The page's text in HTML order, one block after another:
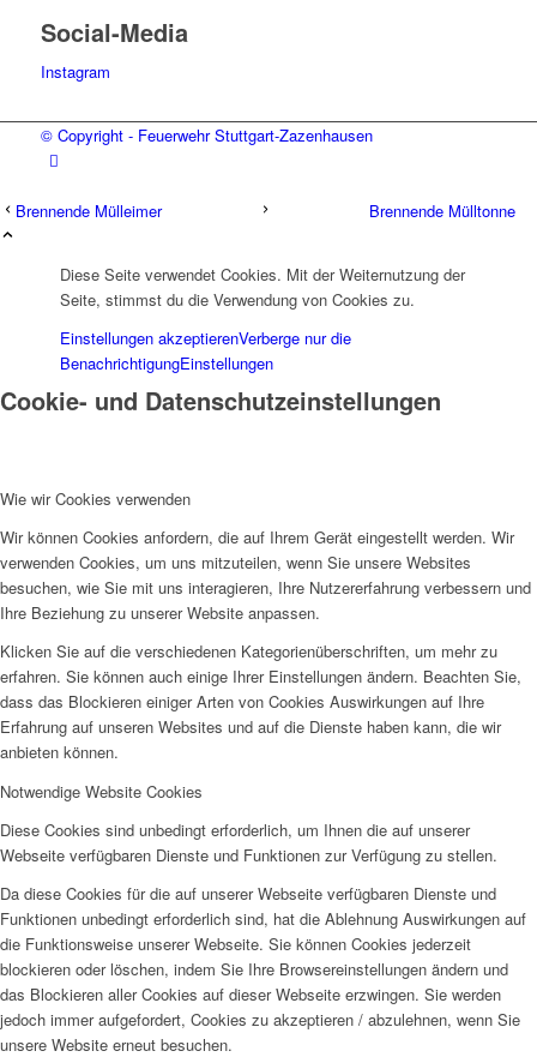
Social-Media
Instagram
© Copyright - Feuerwehr Stuttgart-Zazenhausen
Brennende Mülleimer Brennende Mülltonne
Diese Seite verwendet Cookies. Mit der Weiternutzung der
Seite, stimmst du die Verwendung von Cookies zu.
Einstellungen akzeptierenVerberge nur die
BenachrichtigungEinstellungen
Cookie- und Datenschutzeinstellungen
Wie wir Cookies verwenden
Wir können Cookies anfordern, die auf Ihrem Gerät eingestellt werden. Wir
verwenden Cookies, um uns mitzuteilen, wenn Sie unsere Websites
besuchen, wie Sie mit uns interagieren, Ihre Nutzererfahrung verbessern und
Ihre Beziehung zu unserer Website anpassen.
Klicken Sie auf die verschiedenen Kategorienüberschriften, um mehr zu
erfahren. Sie können auch einige Ihrer Einstellungen ändern. Beachten Sie,
dass das Blockieren einiger Arten von Cookies Auswirkungen auf Ihre
Erfahrung auf unseren Websites und auf die Dienste haben kann, die wir
anbieten können.
Notwendige Website Cookies
Diese Cookies sind unbedingt erforderlich, um Ihnen die auf unserer
Webseite verfügbaren Dienste und Funktionen zur Verfügung zu stellen.
Da diese Cookies für die auf unserer Webseite verfügbaren Dienste und
Funktionen unbedingt erforderlich sind, hat die Ablehnung Auswirkungen auf
die Funktionsweise unserer Webseite. Sie können Cookies jederzeit
blockieren oder löschen, indem Sie Ihre Browsereinstellungen ändern und
das Blockieren aller Cookies auf dieser Webseite erzwingen. Sie werden
jedoch immer aufgefordert, Cookies zu akzeptieren / abzulehnen, wenn Sie
unsere Website erneut besuchen.